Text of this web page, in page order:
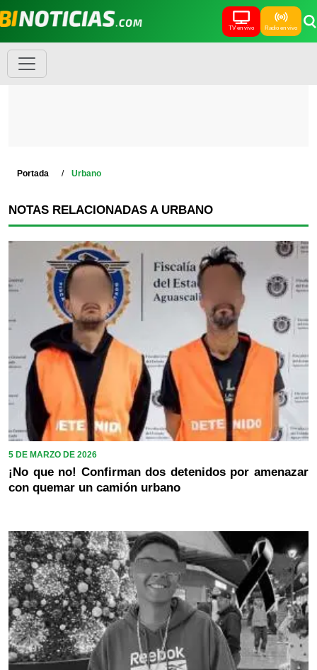
TV en vivo Radio en vivo
Portada Urbano
NOTAS RELACIONADAS A URBANO
5 DE MARZO DE 2026
¡No que no! Confirman dos detenidos por amenazar
con quemar un camión urbano